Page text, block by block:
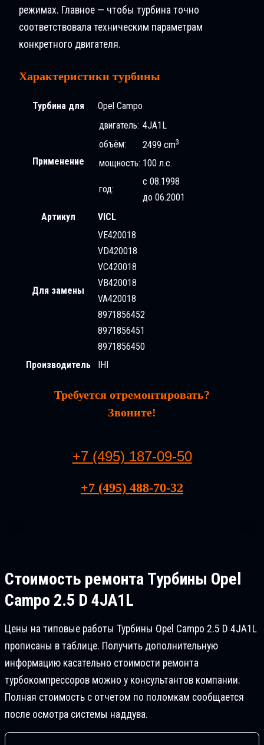
режимах. Главное — чтобы турбина точно
соответствовала техническим параметрам
конкретного двигателя.
Характеристики турбины
Турбина для Opel Campo
Применение
двигатель: 4JA1L
объём:
2499 cm3
мощность: 100 л.с.
год:
с 08.1998
до 06.2001
Артикул
VICL
Для замены
VE420018
VD420018
VC420018
VB420018
VA420018
8971856452
8971856451
8971856450
Производитель
IHI
Требуется отремонтировать?
Звоните!
+7 (495) 187-09-50
+7 (495) 488-70-32
Стоимость ремонта Турбины Opel
Campo 2.5 D 4JA1L
Цены на типовые работы Турбины Opel Campo 2.5 D 4JA1L
прописаны в таблице. Получить дополнительную
информацию касательно стоимости ремонта
турбокомпрессоров можно у консультантов компании.
Полная стоимость с отчетом по поломкам сообщается
после осмотра системы наддува.